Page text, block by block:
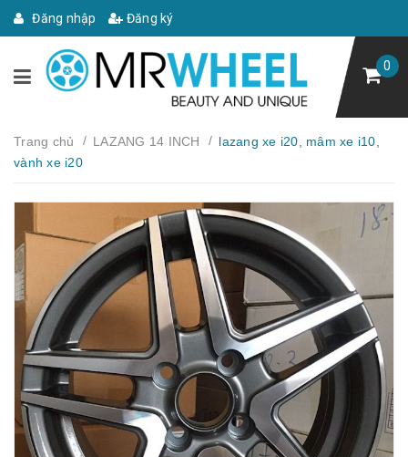
Đăng nhập Đăng ký
0
Trang chủ / LAZANG 14 INCH / lazang xe i20, mâm xe i10,
vành xe i20